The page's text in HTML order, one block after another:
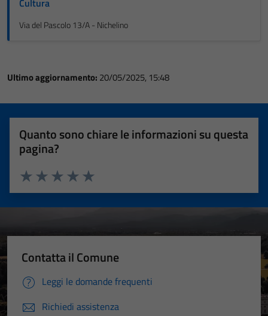
Via del Pascolo 13/A - Nichelino
Ultimo aggiornamento: 20/05/2025, 15:48
Quanto sono chiare le informazioni su questa
pagina?
Valuta 5 stelle su 5
Valuta 4 stelle su 5
Valuta 3 stelle su 5
Valuta 2 stelle su 5
Valuta 1 stelle su 5
Contatta il Comune
Leggi le domande frequenti
Richiedi assistenza